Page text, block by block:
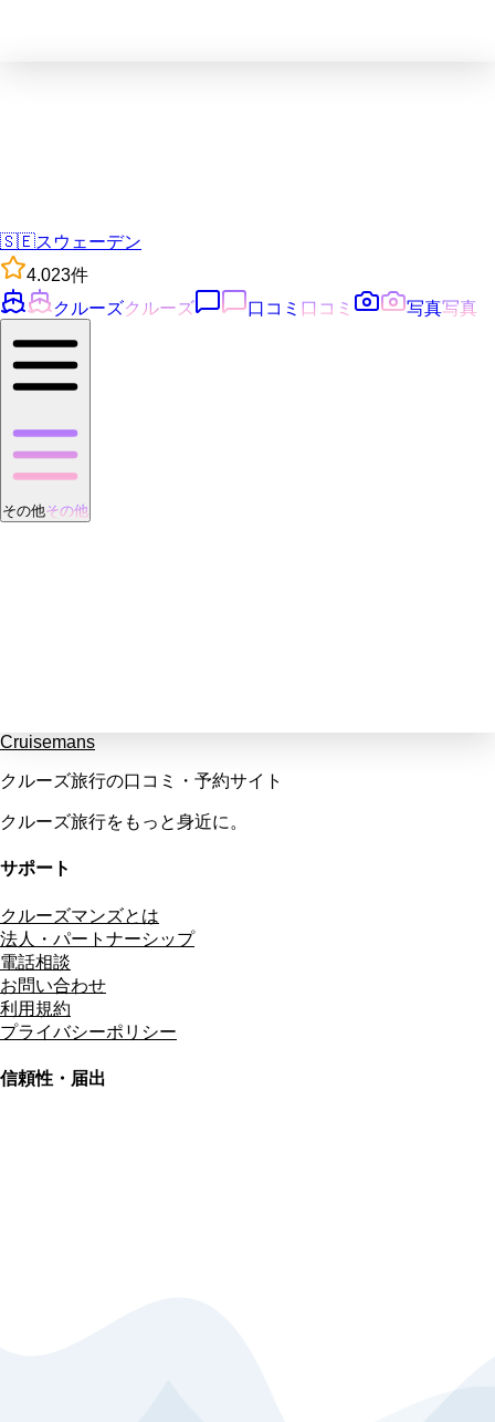
🇸🇪スウェーデン
4.023件
クルーズクルーズ 口コミ 口コミ 写真写真
その他その他
Cruisemans
クルーズ旅行の口コミ・予約サイト
クルーズ旅行をもっと身近に。
サポート
クルーズマンズとは
法人・パートナーシップ
電話相談
お問い合わせ
利用規約
プライバシーポリシー
信頼性・届出